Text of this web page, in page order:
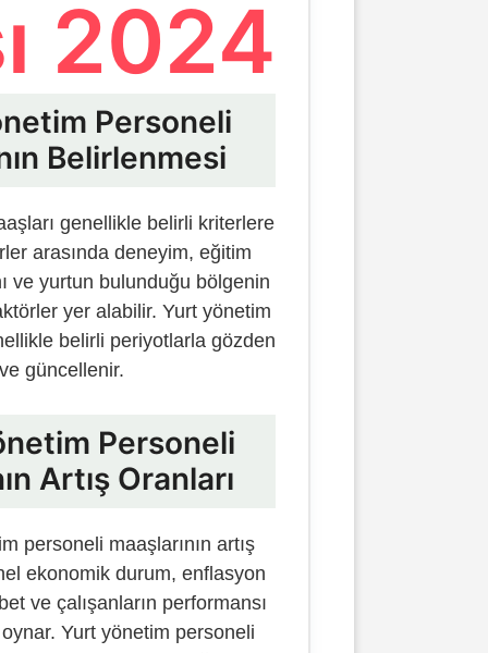
2024
Personeli
Belirlenmesi
genellikle belirli kriterlere
arasında deneyim, eğitim
ve yurtun bulunduğu bölgenin
yer alabilir. Yurt yönetim
belirli periyotlarla gözden
güncellenir.
Personeli
Artış Oranları
personeli maaşlarının artış
ekonomik durum, enflasyon
ve çalışanların performansı
Yurt yönetim personeli